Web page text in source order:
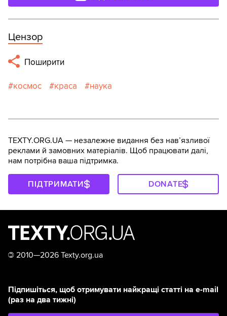
Цензор
Поширити
космос краса наука
TEXTY.ORG.UA — незалежне видання без навʼязливої
реклами й замовних матеріалів. Щоб працювати далі,
нам потрібна ваша підтримка.
ПІДТРИМАТИ DONATE
© 2010—2026 Texty.org.ua
Підпишіться, щоб отримувати найкращі статті на e-mail
(раз на два тижні)